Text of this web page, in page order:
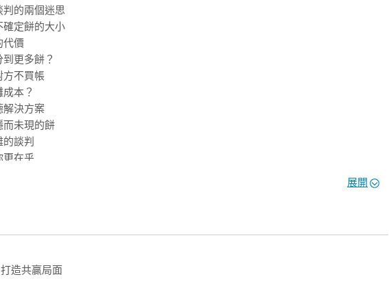
有邏輯的方法，破除人們對權力與公平的誤解，提出一套可以改變人們在商業、政
理談判的架構，把重點轉移到一起把餅做大。」——肯．錢諾特（Ken Chenault），
兼執行長
兩千多年歷史，卻十分新穎出眾。請讀這本書並和你的對手分享。」——賀伯．柯
，暢銷書《萬事好商量》作者
問
師
家與講師
本？
談判
展開
造共贏局面